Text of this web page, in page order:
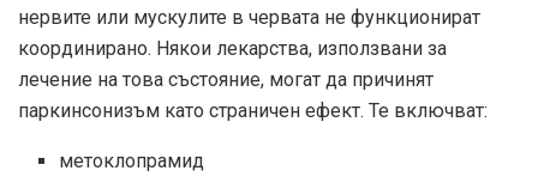
нервите или мускулите в червата не функционират
координирано. Някои лекарства, използвани за
лечение на това състояние, могат да причинят
паркинсонизъм като страничен ефект. Те включват:
метоклопрамид